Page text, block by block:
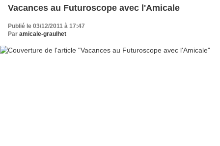
Vacances au Futuroscope avec l'Amicale
Publié le 03/12/2011 à 17:47
Par amicale-graulhet